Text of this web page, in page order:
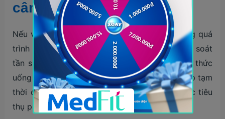
cân
Nếu vẫn muốn sử dụng Pepsi không calo trong quá
trình giảm cân, điều quan trọng là phải kiểm soát
tần suất và cách dùng một cách hợp lý. Loại thức
uống này chỉ nên được xem như một biện pháp tạm
thời để giảm cảm giác thèm đồ ngọt, với mức tiêu
thụ phù hợp là không quá một lon mỗi ngày.